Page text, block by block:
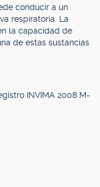
conducir a un
respiratoria. La
la capacidad de
de estas sustancias
INVIMA 2008 M-